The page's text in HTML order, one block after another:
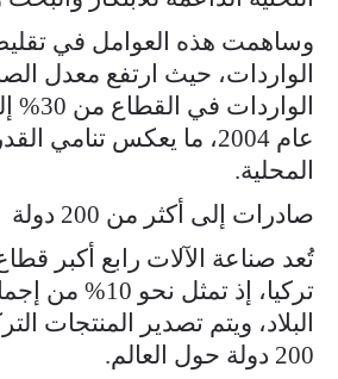
وساهمت هذه العوامل في
الواردات، حيث ارتفع معدل
عام 2004، ما يعكس تنامي
المحلية.
صادرات إلى أكثر من 200 دولة
تُعد صناعة الآلات رابع أكبر
تركيا، إذ تمثل
البلاد، ويتم تصدير المنتجات
200 دولة حول العالم.